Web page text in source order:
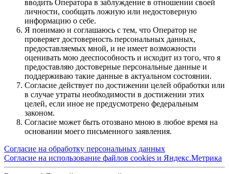
вводить Оператора в заблуждение в отношении своей
личности, сообщать ложную или недостоверную
информацию о себе.
Я понимаю и соглашаюсь с тем, что Оператор не
проверяет достоверность персональных данных,
предоставляемых мной, и не имеет возможности
оценивать мою дееспособность и исходит из того, что я
предоставляю достоверные персональные данные и
поддерживаю такие данные в актуальном состоянии.
Согласие действует по достижении целей обработки или
в случае утраты необходимости в достижении этих
целей, если иное не предусмотрено федеральным
законом.
Согласие может быть отозвано мною в любое время на
основании моего письменного заявления.
Согласие на обработку персональных данных
Согласие на использование файлов cookies и Яндекс.Метрика